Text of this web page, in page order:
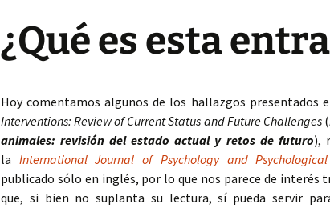
¿Qué es esta
Hoy comentamos algunos de los hallazgos presentados
Interventions: Review of Current Status and Future Challenges(
animales: revisión del estado actual y retos de futuro),
la International Journal of Psychology and
publicado sólo en inglés, por lo que nos parece de interés
que, si bien no suplanta su lectura, sí pueda servir